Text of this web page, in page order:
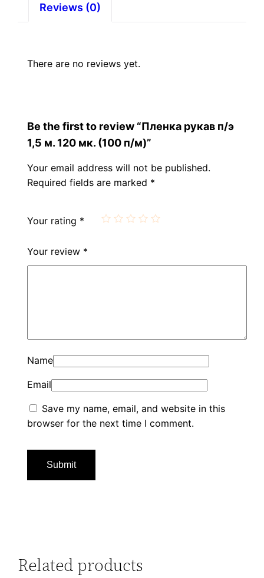
quantity
Reviews (0)
There are no reviews yet.
Be the first to review “Пленка рукав п/э
1,5 м. 120 мк. (100 п/м)”
Your email address will not be published.
Required fields are marked *
Your rating *
Your review *
Name
Email
Save my name, email, and website in this
browser for the next time I comment.
Related products